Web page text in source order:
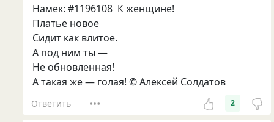
Намек: #1196108 К женщине!
Платье новое
Сидит как влитое.
А под ним ты —
Не обновленная!
А такая же — голая! © Алексей Солдатов
Ответить 2